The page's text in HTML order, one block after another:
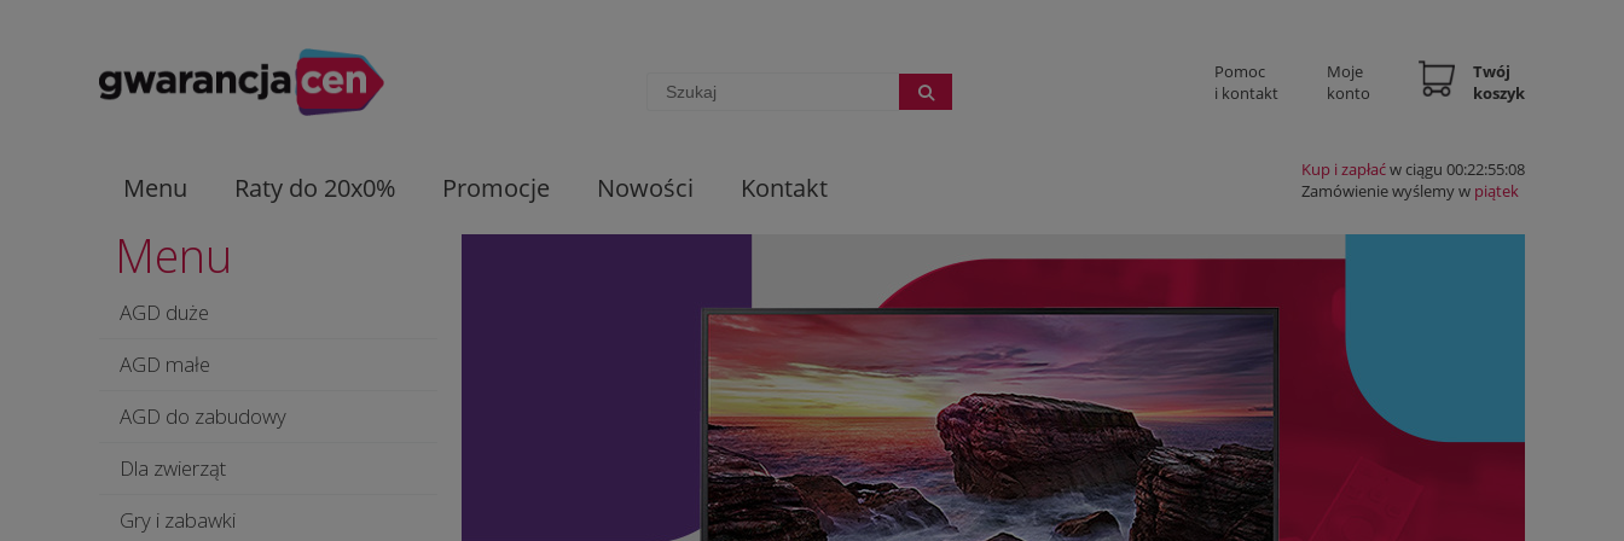
Pomoc
i kontakt
Moje
konto
Twój
koszyk
Menu Raty do 20x0% Promocje Nowości Kontakt
Kup i zapłaćw ciągu 00:22:55:07
Zamówienie wyślemy w piątek
Menu
AGD duże
AGD małe
AGD do zabudowy
Dla zwierząt
Gry i zabawki